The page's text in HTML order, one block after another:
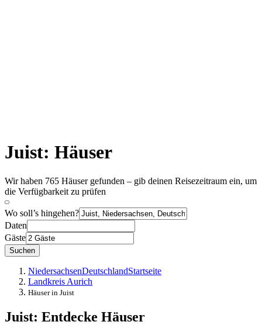
Juist: Häuser
Wir haben 765 Häuser gefunden – gib deinen Reisezeitraum ein, um
die Verfügbarkeit zu prüfen
Wo soll’s hingehen?
Daten
Gäste
Suchen
NiedersachsenDeutschlandStartseite
Landkreis Aurich
Häuser in Juist
Juist: Entdecke Häuser